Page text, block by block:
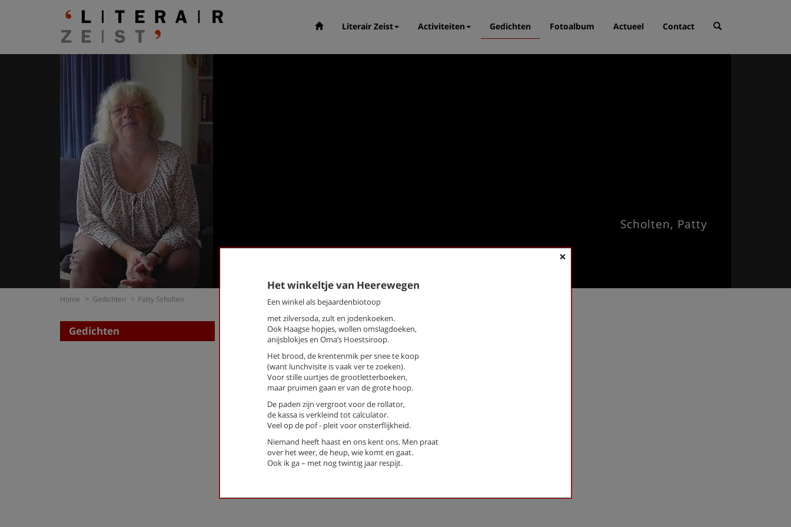
Literair Zeist Activiteiten Gedichten Fotoalbum Actueel Contact
Scholten, Patty
Home Gedichten Patty Scholten
Gedichten Zoek een gedicht
op dichter / titel gedicht
op thema
-- Alle thema's --
Scholten, Patty
Het winkeltje van Heerewegen
×
Het winkeltje van Heerewegen
Een winkel als bejaardenbiotoop
met zilversoda, zult en jodenkoeken.
Ook Haagse hopjes, wollen omslagdoeken,
anijsblokjes en Oma’s Hoestsiroop.
Het brood, de krentenmik per snee te koop
(want lunchvisite is vaak ver te zoeken).
Voor stille uurtjes de grootletterboeken,
maar pruimen gaan er van de grote hoop.
De paden zijn vergroot voor de rollator,
de kassa is verkleind tot calculator.
Veel op de pof - pleit voor onsterflijkheid.
Niemand heeft haast en ons kent ons. Men praat
over het weer, de heup, wie komt en gaat.
Ook ik ga – met nog twintig jaar respijt.